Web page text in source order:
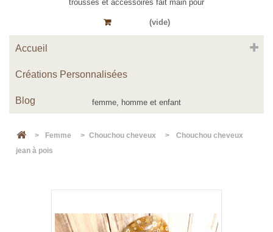
(vide)
Accueil
Créations Personnalisées
Blog
> Femme > Chouchou cheveux >
Chouchou cheveux
jean à pois